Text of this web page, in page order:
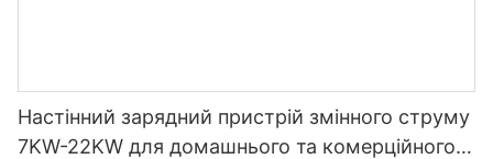
Настінний зарядний пристрій змінного струму
7KW-22KW для домашнього та комерційного